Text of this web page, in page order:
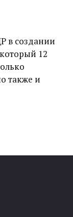
в создании
12
также и